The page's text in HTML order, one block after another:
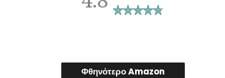
Φθηνότερο Amazon